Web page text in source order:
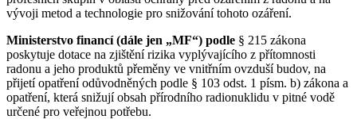
vývoji metod a technologie pro snižování tohoto ozáření.
Ministerstvo financí (dále jen „MF“) podle § 215 zákona
poskytuje dotace na zjištění rizika vyplývajícího z přítomnosti
radonu a jeho produktů přeměny ve vnitřním ovzduší budov, na
přijetí opatření odůvodněných podle § 103 odst. 1 písm. b) zákona a
opatření, která snižují obsah přírodního radionuklidu v pitné vodě
určené pro veřejnou potřebu.